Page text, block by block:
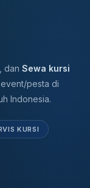
, dan Sewa kursi
pesta di
Indonesia.
KURSI